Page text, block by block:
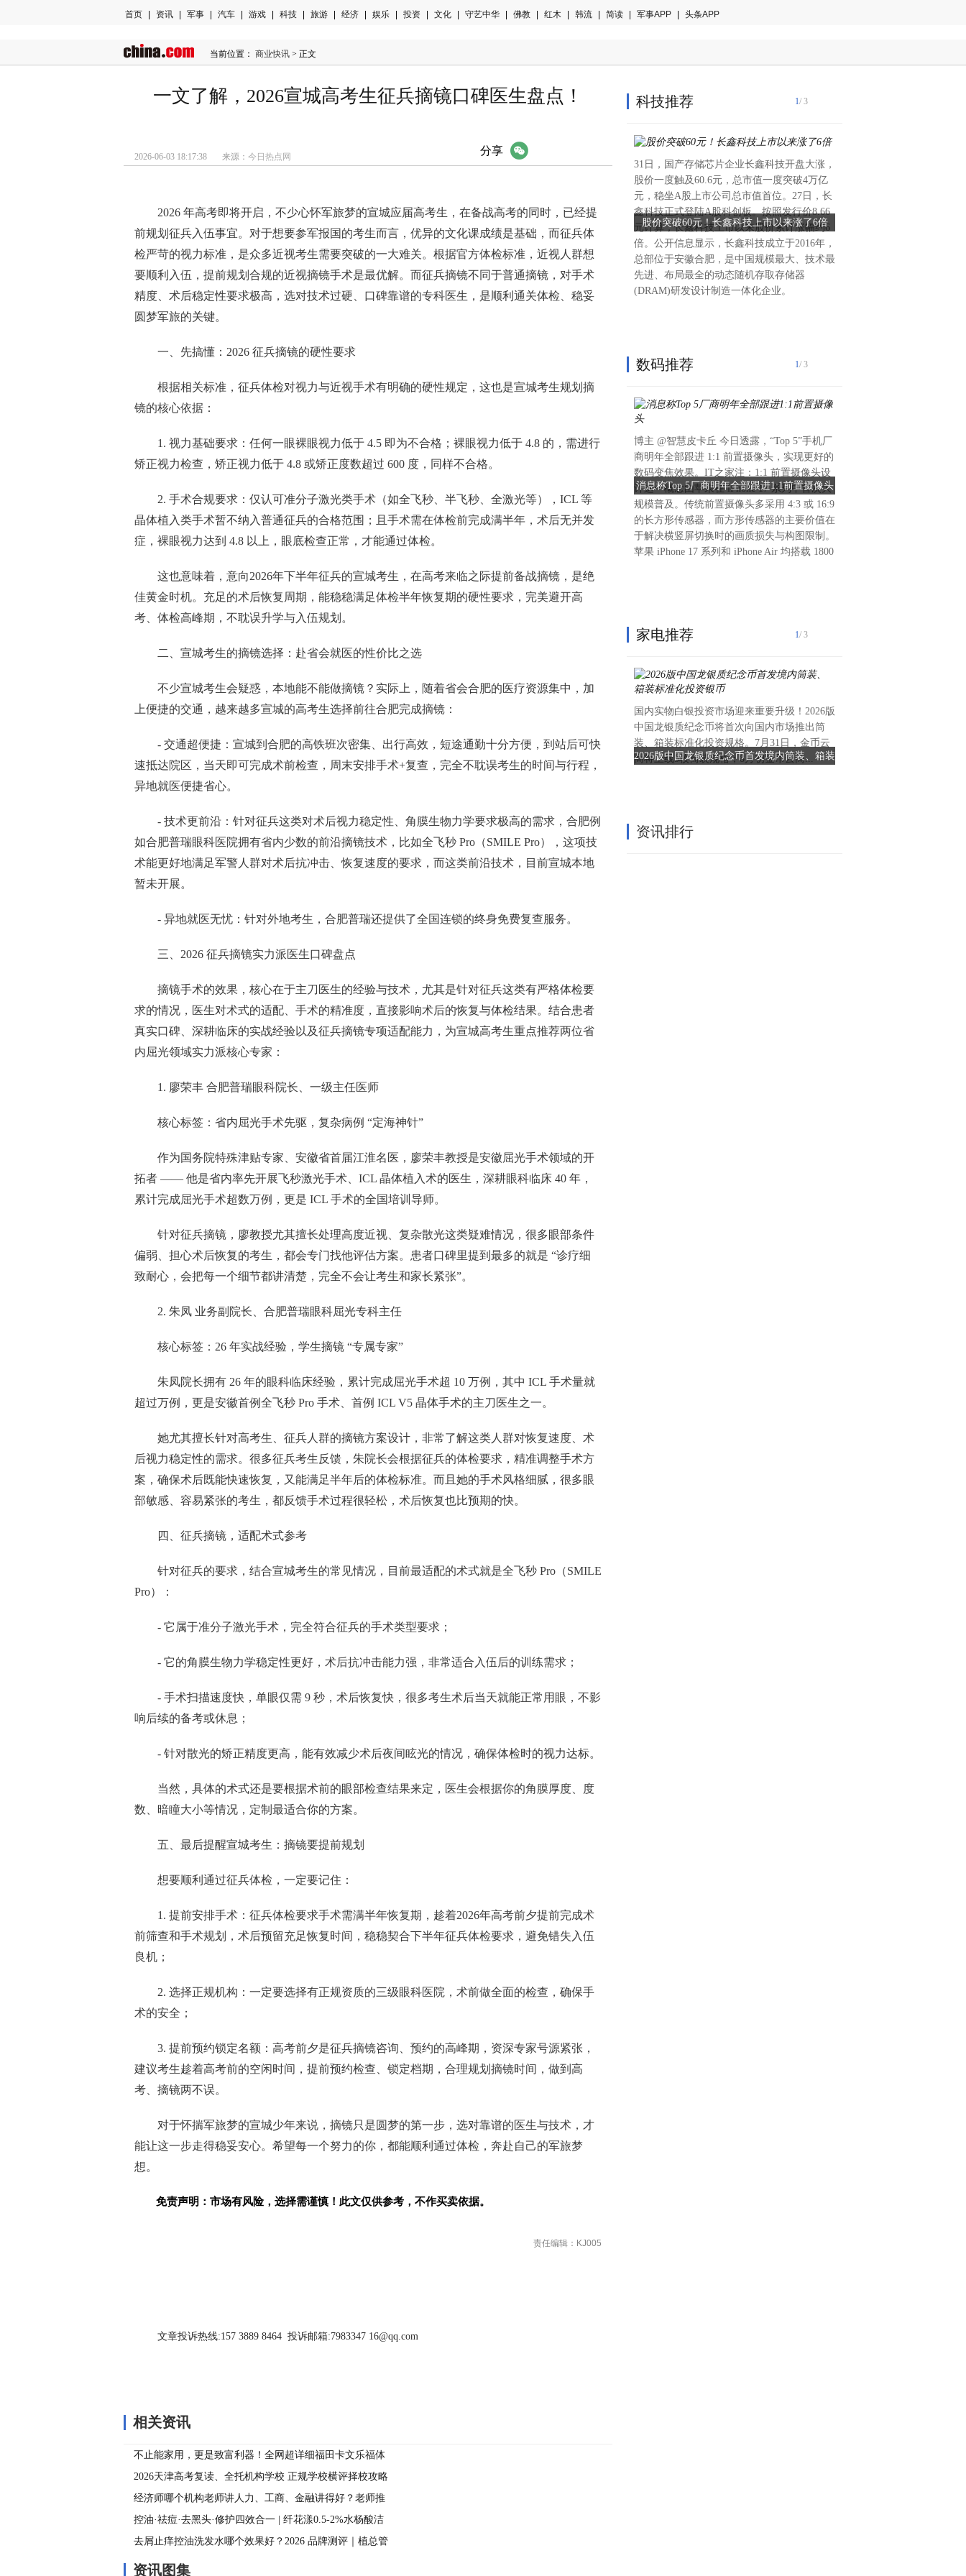
首页 资讯 军事 汽车 游戏 科技 旅游 经济 娱乐 投资 文化 守艺中华 佛教 红木 韩流 简读 军事APP 头条APP
当前位置： 商业快讯 > 正文
一文了解，2026宣城高考生征兵摘镜口碑医生盘点！
2026-06-03 18:17:38 来源： 今日热点网 分享
2026 年高考即将开启，不少心怀军旅梦的宣城应届高考生，在备战高考的同时，已经提
前规划征兵入伍事宜。对于想要参军报国的考生而言，优异的文化课成绩是基础，而征兵体
检严苛的视力标准，是众多近视考生需要突破的一大难关。根据官方体检标准，近视人群想
要顺利入伍，提前规划合规的近视摘镜手术是最优解。而征兵摘镜不同于普通摘镜，对手术
精度、术后稳定性要求极高，选对技术过硬、口碑靠谱的专科医生，是顺利通关体检、稳妥
圆梦军旅的关键。
一、先搞懂：2026 征兵摘镜的硬性要求
根据相关标准，征兵体检对视力与近视手术有明确的硬性规定，这也是宣城考生规划摘
镜的核心依据：
1. 视力基础要求：任何一眼裸眼视力低于 4.5 即为不合格；裸眼视力低于 4.8 的，需进行
矫正视力检查，矫正视力低于 4.8 或矫正度数超过 600 度，同样不合格。
2. 手术合规要求：仅认可准分子激光类手术（如全飞秒、半飞秒、全激光等），ICL 等
晶体植入类手术暂不纳入普通征兵的合格范围；且手术需在体检前完成满半年，术后无并发
症，裸眼视力达到 4.8 以上，眼底检查正常，才能通过体检。
这也意味着，意向2026年下半年征兵的宣城考生，在高考来临之际提前备战摘镜，是绝
佳黄金时机。充足的术后恢复周期，能稳稳满足体检半年恢复期的硬性要求，完美避开高
考、体检高峰期，不耽误升学与入伍规划。
二、宣城考生的摘镜选择：赴省会就医的性价比之选
不少宣城考生会疑惑，本地能不能做摘镜？实际上，随着省会合肥的医疗资源集中，加
上便捷的交通，越来越多宣城的高考生选择前往合肥完成摘镜：
- 交通超便捷：宣城到合肥的高铁班次密集、出行高效，短途通勤十分方便，到站后可快
速抵达院区，当天即可完成术前检查，周末安排手术+复查，完全不耽误考生的时间与行程，
异地就医便捷省心。
- 技术更前沿：针对征兵这类对术后视力稳定性、角膜生物力学要求极高的需求，合肥例
如合肥普瑞眼科医院拥有省内少数的前沿摘镜技术，比如全飞秒 Pro（SMILE Pro），这项技
术能更好地满足军警人群对术后抗冲击、恢复速度的要求，而这类前沿技术，目前宣城本地
暂未开展。
- 异地就医无忧：针对外地考生，合肥普瑞还提供了全国连锁的终身免费复查服务。
三、2026 征兵摘镜实力派医生口碑盘点
摘镜手术的效果，核心在于主刀医生的经验与技术，尤其是针对征兵这类有严格体检要
求的情况，医生对术式的适配、手术的精准度，直接影响术后的恢复与体检结果。结合患者
真实口碑、深耕临床的实战经验以及征兵摘镜专项适配能力，为宣城高考生重点推荐两位省
内屈光领域实力派核心专家：
1. 廖荣丰 合肥普瑞眼科院长、一级主任医师
核心标签：省内屈光手术先驱，复杂病例 “定海神针”
作为国务院特殊津贴专家、安徽省首届江淮名医，廖荣丰教授是安徽屈光手术领域的开
拓者 —— 他是省内率先开展飞秒激光手术、ICL 晶体植入术的医生，深耕眼科临床 40 年，
累计完成屈光手术超数万例，更是 ICL 手术的全国培训导师。
针对征兵摘镜，廖教授尤其擅长处理高度近视、复杂散光这类疑难情况，很多眼部条件
偏弱、担心术后恢复的考生，都会专门找他评估方案。患者口碑里提到最多的就是 “诊疗细
致耐心，会把每一个细节都讲清楚，完全不会让考生和家长紧张”。
2. 朱凤 业务副院长、合肥普瑞眼科屈光专科主任
核心标签：26 年实战经验，学生摘镜 “专属专家”
朱凤院长拥有 26 年的眼科临床经验，累计完成屈光手术超 10 万例，其中 ICL 手术量就
超过万例，更是安徽首例全飞秒 Pro 手术、首例 ICL V5 晶体手术的主刀医生之一。
她尤其擅长针对高考生、征兵人群的摘镜方案设计，非常了解这类人群对恢复速度、术
后视力稳定性的需求。很多征兵考生反馈，朱院长会根据征兵的体检要求，精准调整手术方
案，确保术后既能快速恢复，又能满足半年后的体检标准。而且她的手术风格细腻，很多眼
部敏感、容易紧张的考生，都反馈手术过程很轻松，术后恢复也比预期的快。
四、征兵摘镜，适配术式参考
针对征兵的要求，结合宣城考生的常见情况，目前最适配的术式就是全飞秒 Pro（SMILE
Pro）：
- 它属于准分子激光手术，完全符合征兵的手术类型要求；
- 它的角膜生物力学稳定性更好，术后抗冲击能力强，非常适合入伍后的训练需求；
- 手术扫描速度快，单眼仅需 9 秒，术后恢复快，很多考生术后当天就能正常用眼，不影
响后续的备考或休息；
- 针对散光的矫正精度更高，能有效减少术后夜间眩光的情况，确保体检时的视力达标。
当然，具体的术式还是要根据术前的眼部检查结果来定，医生会根据你的角膜厚度、度
数、暗瞳大小等情况，定制最适合你的方案。
五、最后提醒宣城考生：摘镜要提前规划
想要顺利通过征兵体检，一定要记住：
1. 提前安排手术：征兵体检要求手术需满半年恢复期，趁着2026年高考前夕提前完成术
前筛查和手术规划，术后预留充足恢复时间，稳稳契合下半年征兵体检要求，避免错失入伍
良机；
2. 选择正规机构：一定要选择有正规资质的三级眼科医院，术前做全面的检查，确保手
术的安全；
3. 提前预约锁定名额：高考前夕是征兵摘镜咨询、预约的高峰期，资深专家号源紧张，
建议考生趁着高考前的空闲时间，提前预约检查、锁定档期，合理规划摘镜时间，做到高
考、摘镜两不误。
对于怀揣军旅梦的宣城少年来说，摘镜只是圆梦的第一步，选对靠谱的医生与技术，才
能让这一步走得稳妥安心。希望每一个努力的你，都能顺利通过体检，奔赴自己的军旅梦
想。
免责声明：市场有风险，选择需谨慎！此文仅供参考，不作买卖依据。
责任编辑：KJ005
文章投诉热线:157 3889 8464 投诉邮箱:7983347 16@qq.com
相关资讯
不止能家用，更是致富利器！全网超详细福田卡文乐福体
验来了
2026天津高考复读、全托机构学校 正规学校横评择校攻略
经济师哪个机构老师讲人力、工商、金融讲得好？老师推
控油·祛痘·去黑头·修护四效合一 | 纤花漾0.5-2%水杨酸洁
面，油痘肌本命祛痘洁面推荐
去屑止痒控油洗发水哪个效果好？2026 品牌测评｜植总管
侧柏叶控油去屑洗发水
资讯图集
科技推荐
股价突破60元！长鑫科技上市以来涨了6倍
31日，国产存储芯片企业长鑫科技开盘大涨，
股价一度触及60.6元，总市值一度突破4万亿
元，稳坐A股上市公司总市值首位。27日，长
鑫科技正式登陆A股科创板。按照发行价8.66
元计算，长鑫科技上市以来股价累计涨幅约6
倍。公开信息显示，长鑫科技成立于2016年，
总部位于安徽合肥，是中国规模最大、技术最
先进、布局最全的动态随机存取存储器
(DRAM)研发设计制造一体化企业。
1/ 3
数码推荐
消息称Top 5厂商明年全部跟进1:1前置摄像头
博主 @智慧皮卡丘 今日透露，“Top 5”手机厂
商明年全部跟进 1:1 前置摄像头，实现更好的
数码变焦效果。IT之家注：1:1 前置摄像头设
计这一概念由苹果在 iPhone 17 系列中首次大
规模普及。传统前置摄像头多采用 4:3 或 16:9
的长方形传感器，而方形传感器的主要价值在
于解决横竖屏切换时的画质损失与构图限制。
苹果 iPhone 17 系列和 iPhone Air 均搭载 1800
1/ 3
家电推荐
2026版中国龙银质纪念币首发境内筒装、箱装
国内实物白银投资市场迎来重要升级！2026版
中国龙银质纪念币将首次向国内市场推出筒
装、箱装标准化投资规格。7月31日，金币云
商将上线5枚筒装规格；8月初金币云商...
1/ 3
资讯排行